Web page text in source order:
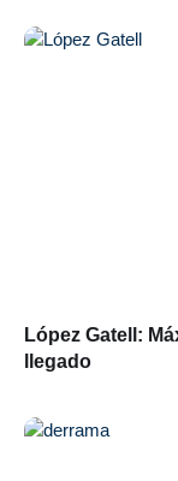
López Gatell:
llegado